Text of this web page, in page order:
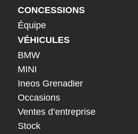
CONCESSIONS
Équipe
VÉHICULES
BMW
MINI
Ineos Grenadier
Occasions
Ventes d’entreprise
Stock